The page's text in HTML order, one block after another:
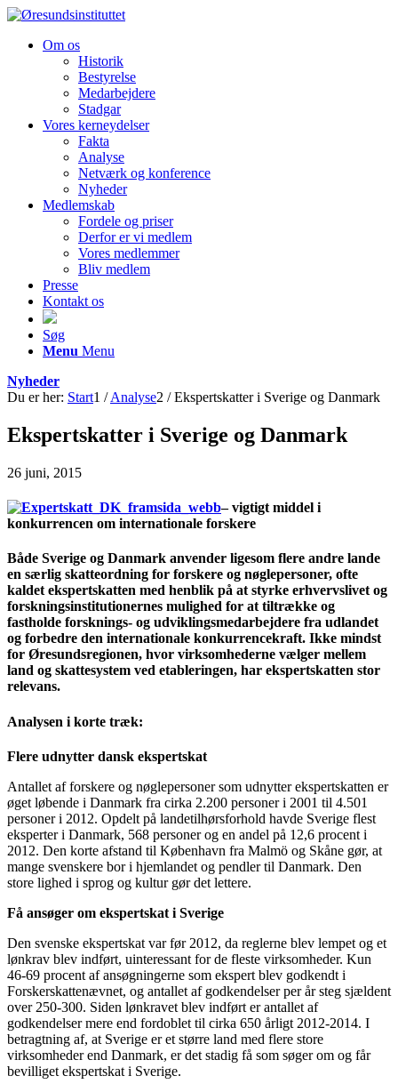
Om os
Historik
Bestyrelse
Medarbejdere
Stadgar
Vores kerneydelser
Fakta
Analyse
Netværk og konference
Nyheder
Medlemskab
Fordele og priser
Derfor er vi medlem
Vores medlemmer
Bliv medlem
Presse
Kontakt os
Søg
Menu Menu
Nyheder
Du er her: Start1 / Analyse2 / Ekspertskatter i Sverige og Danmark
Ekspertskatter i Sverige og Danmark
26 juni, 2015
– vigtigt middel i
konkurrencen om internationale forskere
Både Sverige og Danmark anvender ligesom flere andre lande
en særlig skatteordning for forskere og nøglepersoner, ofte
kaldet ekspertskatten med henblik på at styrke erhvervslivet og
forskningsinstitutionernes mulighed for at tiltrække og
fastholde forsknings- og udviklingsmedarbejdere fra udlandet
og forbedre den internationale konkurrencekraft. Ikke mindst
for Øresundsregionen, hvor virksomhederne vælger mellem
land og skattesystem ved etableringen, har ekspertskatten stor
relevans.
Analysen i korte træk:
Flere udnytter dansk ekspertskat
Antallet af forskere og nøglepersoner som udnytter ekspertskatten er
øget løbende i Danmark fra cirka 2.200 personer i 2001 til 4.501
personer i 2012. Opdelt på landetilhørsforhold havde Sverige flest
eksperter i Danmark, 568 personer og en andel på 12,6 procent i
2012. Den korte afstand til København fra Malmö og Skåne gør, at
mange svenskere bor i hjemlandet og pendler til Danmark. Den
store lighed i sprog og kultur gør det lettere.
Få ansøger om ekspertskat i Sverige
Den svenske ekspertskat var før 2012, da reglerne blev lempet og et
lønkrav blev indført, uinteressant for de fleste virksomheder. Kun
46-69 procent af ansøgningerne som ekspert blev godkendt i
Forskerskattenævnet, og antallet af godkendelser per år steg sjældent
over 250-300. Siden lønkravet blev indført er antallet af
godkendelser mere end fordoblet til cirka 650 årligt 2012-2014. I
betragtning af, at Sverige er et større land med flere store
virksomheder end Danmark, er det stadig få som søger om og får
bevilliget ekspertskat i Sverige.